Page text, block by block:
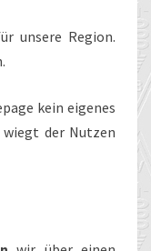
unsere Region.
kein eigenes
der Nutzen